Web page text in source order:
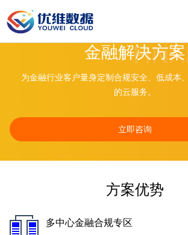
金融解决方案
为金融行业客户量身定制合规安全、低成本
的云服务。
立即咨询
方案优势
多中心金融合规专区